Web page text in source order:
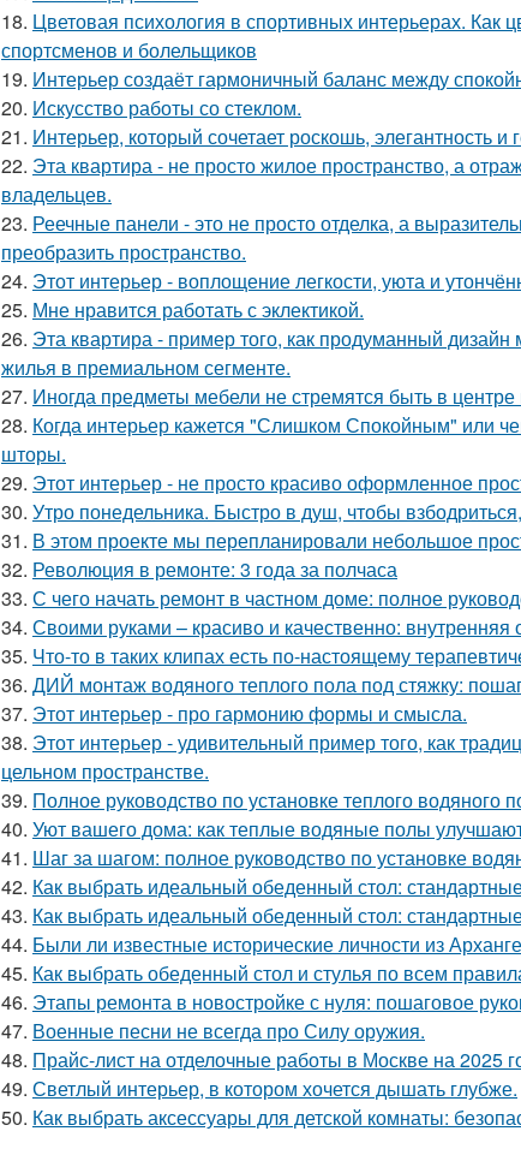
18. Цветовая психология в спортивных интерьерах. Как
спортсменов и болельщиков
19. Интерьер создаёт гармоничный баланс между
20. Искусство работы со стеклом.
21. Интерьер, который сочетает роскошь, элегантность и
22. Эта квартира - не просто жилое пространство, а
владельцев.
23. Реечные панели - это не просто отделка, а
преобразить пространство.
24. Этот интерьер - воплощение легкости, уюта и
25. Мне нравится работать с эклектикой.
26. Эта квартира - пример того, как продуманный
жилья в премиальном сегменте.
27. Иногда предметы мебели не стремятся быть в
28. Когда интерьер кажется "Слишком Спокойным" или
шторы.
29. Этот интерьер - не просто красиво оформленное
30. Утро понедельника. Быстро в душ, чтобы
31. В этом проекте мы перепланировали небольшое
32. Революция в ремонте: 3 года за полчаса
33. С чего начать ремонт в частном доме: полное
34. Своими руками – красиво и качественно: внутренняя
35. Что-то в таких клипах есть по-настоящему
36. ДИЙ монтаж водяного теплого пола под стяжку:
37. Этот интерьер - про гармонию формы и смысла.
38. Этот интерьер - удивительный пример того, как
цельном пространстве.
39. Полное руководство по установке теплого водяного
40. Уют вашего дома: как теплые водяные полы
41. Шаг за шагом: полное руководство по установке
42. Как выбрать идеальный обеденный стол:
43. Как выбрать идеальный обеденный стол:
44. Были ли известные исторические личности из
45. Как выбрать обеденный стол и стулья по всем
46. Этапы ремонта в новостройке с нуля: пошаговое
47. Военные песни не всегда про Силу оружия.
48. Прайс-лист на отделочные работы в Москве на 2025
49. Светлый интерьер, в котором хочется дышать глубже.
50. Как выбрать аксессуары для детской комнаты: